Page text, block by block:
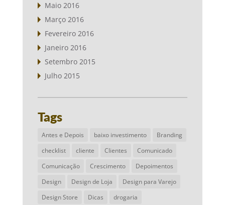
Maio 2016
Março 2016
Fevereiro 2016
Janeiro 2016
Setembro 2015
Julho 2015
Tags
Antes e Depois baixo investimento
Branding
checklist
cliente Clientes
Comunicado
Comunicação
Crescimento
Depoimentos
Design
Design de Loja
Design para Varejo
Design Store
Dicas
drogaria